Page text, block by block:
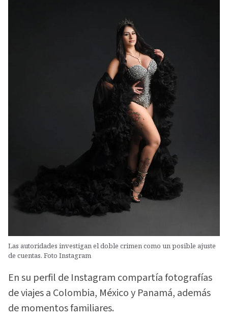
Las autoridades investigan el doble crimen como un posible ajuste
de cuentas. Foto Instagram
En su perfil de Instagram compartía fotografías
de viajes a Colombia, México y Panamá, además
de momentos familiares.